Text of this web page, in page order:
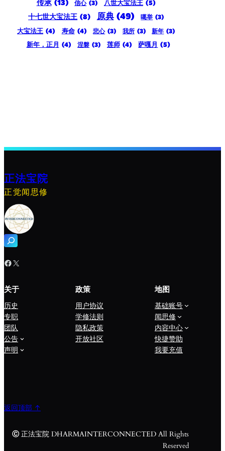
传承 (13) 信心 (3) 八世大宝法王 (5)
十七世大宝法王 (8) 原典 (49) 噶举 (3)
大宝法王 (4) 寿命 (4) 悲心 (3) 我所 (3) 新年 (3)
新年，正月 (4) 涅磐 (3) 莲师 (4) 萨嘎月 (5)
正法宝院
正觉闻思修
搜
索
Facebook X
关于
历史
专职
团队
公告
声明
政策
用户协议
学修法则
隐私政策
开放社区
地图
基础账号
闻思修
内容中心
快捷赞助
我要充值
返回顶部 ↑
Ⓒ正法宝院 DHARMAINTERCONNECTED All Rights
Reserved